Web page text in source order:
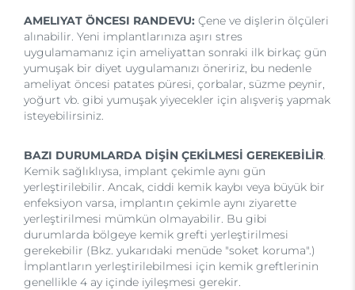
AMELIYAT ÖNCESI RANDEVU: Çene ve dişlerin ölçüleri
alınabilir. Yeni implantlarınıza aşırı stres
uygulamamanız için ameliyattan sonraki ilk birkaç gün
yumuşak bir diyet uygulamanızı öneririz, bu nedenle
ameliyat öncesi patates püresi, çorbalar, süzme peynir,
yoğurt vb. gibi yumuşak yiyecekler için alışveriş yapmak
isteyebilirsiniz.
BAZI DURUMLARDA DİŞİN ÇEKİLMESİ GEREKEBİLİR.
Kemik sağlıklıysa, implant çekimle aynı gün
yerleştirilebilir. Ancak, ciddi kemik kaybı veya büyük bir
enfeksiyon varsa, implantın çekimle aynı ziyarette
yerleştirilmesi mümkün olmayabilir. Bu gibi
durumlarda bölgeye kemik grefti yerleştirilmesi
gerekebilir (Bkz. yukarıdaki menüde "soket koruma".)
İmplantların yerleştirilebilmesi için kemik greftlerinin
genellikle 4 ay içinde iyileşmesi gerekir.